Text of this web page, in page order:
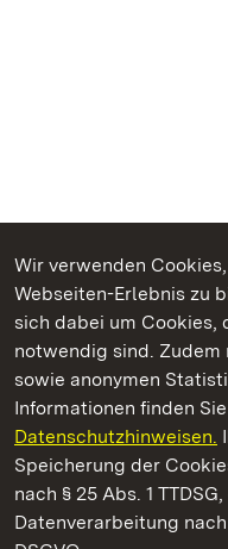
Wir verwenden
Webseiten-Erlebnis zu
sich dabei um Cookies,
notwendig sind. Zudem
sowie anonymen
Informationen finden
Datenschutzhinweisen.
Speicherung der
nach § 25 Abs. 1
Datenverarbeitung
Kommen. Staunen.
Neues Schloss Meersburg
Staatliche Schlösser